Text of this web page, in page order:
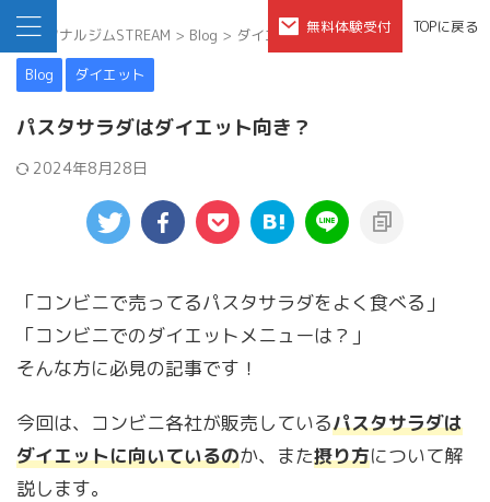
無料体験受付 TOPに戻る
パーソナルジムSTREAM > Blog > ダイエット
>
Blog
ダイエット
パスタサラダはダイエット向き？
2024年8月28日
「コンビニで売ってるパスタサラダをよく食べる」
「コンビニでのダイエットメニューは？」
そんな方に必見の記事です！
今回は、コンビニ各社が販売しているパスタサラダは
ダイエットに向いているのか、また摂り方について解
説します。